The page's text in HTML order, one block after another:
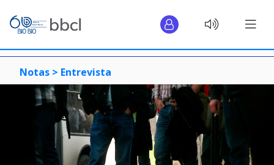
Notas > Entrevista